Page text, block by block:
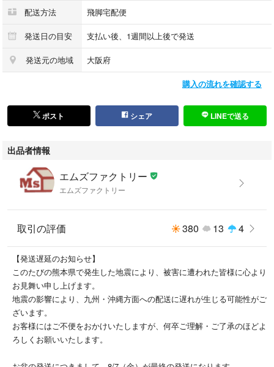
【B】一般的な使用感のあるお品
【D】傷・汚れなどが多く見受けられる難有品
配送方法 飛脚宅配便
発送日の目安 支払い後、1週間以上後で発送
発送元の地域 大阪府
購入の流れを確認する
ポスト シェア LINEで送る
出品者情報
エムズファクトリー
エムズファクトリー
取引の評価 380 13 4
【発送遅延のお知らせ】
このたびの熊本県で発生した地震により、被害に遭われた皆様に心より
お見舞い申し上げます。
地震の影響により、九州・沖縄方面への配送に遅れが生じる可能性がご
ざいます。
お客様にはご不便をおかけいたしますが、何卒ご理解・ご了承のほどよ
ろしくお願いいたします。